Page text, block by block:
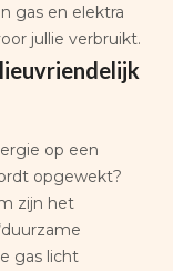
gas en elektra
jullie verbruikt.
op een
opgewekt?
zijn het
gas licht